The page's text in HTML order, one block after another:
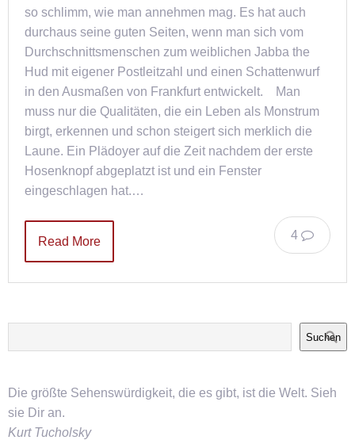
so schlimm, wie man annehmen mag. Es hat auch
durchaus seine guten Seiten, wenn man sich vom
Durchschnittsmenschen zum weiblichen Jabba the
Hud mit eigener Postleitzahl und einen Schattenwurf
in den Ausmaßen von Frankfurt entwickelt. Man
muss nur die Qualitäten, die ein Leben als Monstrum
birgt, erkennen und schon steigert sich merklich die
Laune. Ein Plädoyer auf die Zeit nachdem der erste
Hosenknopf abgeplatzt ist und ein Fenster
eingeschlagen hat.…
4
Read More
Suchen
Die größte Sehenswürdigkeit, die es gibt, ist die Welt. Sieh
sie Dir an.
Kurt Tucholsky